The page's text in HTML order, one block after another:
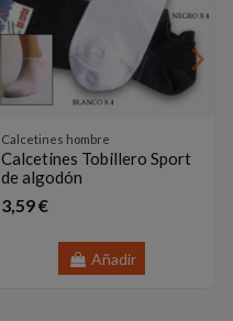
Calcetines hombre
Calcetines Tobillero Sport
de algodón
3,59 €
Añadir